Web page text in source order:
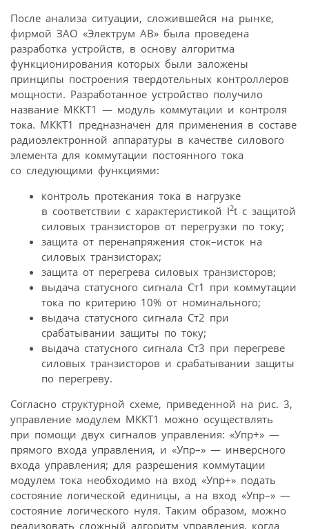
После анализа ситуации, сложившейся на рынке,
фирмой ЗАО «Электрум АВ» была проведена
разработка устройств, в основу алгоритма
функционирования которых были заложены
принципы построения твердотельных контроллеров
мощности. Разработанное устройство получило
название МККТ1 — модуль коммутации и контроля
тока. МККТ1 предназначен для применения в составе
радиоэлектронной аппаратуры в качестве силового
элемента для коммутации постоянного тока
со следующими функциями:
контроль протекания тока в нагрузке
в соответствии с характеристикой I2t с защитой
силовых транзисторов от перегрузки по току;
защита от перенапряжения сток–исток на
силовых транзисторах;
защита от перегрева силовых транзисторов;
выдача статусного сигнала Ст1 при коммутации
тока по критерию 10% от номинального;
выдача статусного сигнала Ст2 при
срабатывании защиты по току;
выдача статусного сигнала Ст3 при перегреве
силовых транзисторов и срабатывании защиты
по перегреву.
Согласно структурной схеме, приведенной на рис. 3,
управление модулем МККТ1 можно осуществлять
при помощи двух сигналов управления: «Упр+» —
прямого входа управления, и «Упр–» — инверсного
входа управления; для разрешения коммутации
модулем тока необходимо на вход «Упр+» подать
состояние логической единицы, а на вход «Упр–» —
состояние логического нуля. Таким образом, можно
реализовать сложный алгоритм управления, когда